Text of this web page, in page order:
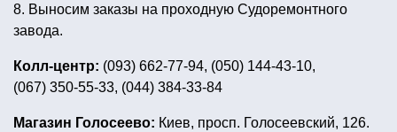
тематические плакаты
свечи для торта
аксессуары хэллоуин
свечи на 14 февраля
товары для праздника недорого
8. Выносим заказы на проходную Судоремонтного
завода.
Колл-центр: (093) 662-77-94, (050) 144-43-10,
(067) 350-55-33, (044) 384-33-84
Магазин Голосеево: Киев, просп. Голосеевский, 126.